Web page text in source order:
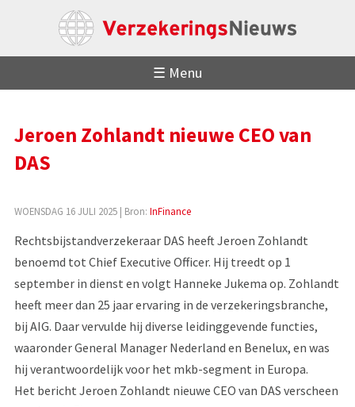
☰ Menu
Jeroen Zohlandt nieuwe CEO van
DAS
WOENSDAG 16 JULI 2025| Bron: InFinance
Rechtsbijstandverzekeraar DAS heeft Jeroen Zohlandt
benoemd tot Chief Executive Officer. Hij treedt op 1
september in dienst en volgt Hanneke Jukema op. Zohlandt
heeft meer dan 25 jaar ervaring in de verzekeringsbranche,
bij AIG. Daar vervulde hij diverse leidinggevende functies,
waaronder General Manager Nederland en Benelux, en was
hij verantwoordelijk voor het mkb-segment in Europa.
Het bericht Jeroen Zohlandt nieuwe CEO van DAS verscheen